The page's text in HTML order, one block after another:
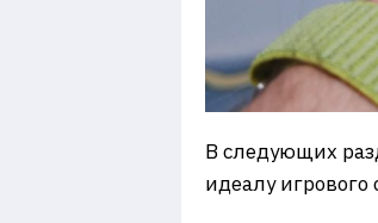
В следующих
идеалу